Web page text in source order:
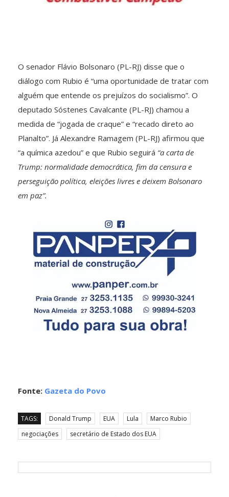
O senador Flávio Bolsonaro (PL-RJ) disse que o
diálogo com Rubio é “uma oportunidade de tratar com
alguém que entende os prejuízos do socialismo”. O
deputado Sóstenes Cavalcante (PL-RJ) chamou a
medida de “jogada de craque” e “recado direto ao
Planalto”. Já Alexandre Ramagem (PL-RJ) afirmou que
“a química azedou” e que Rubio seguirá “a carta de
Trump: normalidade democrática, fim da censura e
perseguição política, eleições livres e deixem Bolsonaro
em paz”.
Fonte: Gazeta do Povo
TAGS: Donald Trump EUA Lula
Marco Rubio
negociações
secretário de Estado dos EUA